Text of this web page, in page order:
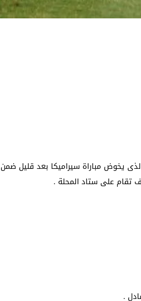
يخوض مباراة سيراميكا بعد قليل ضمن
.